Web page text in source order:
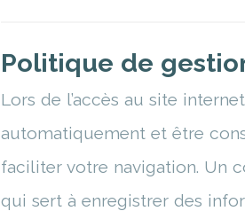
Politique de
Lors de l’accès au site
automatiquement et être
faciliter votre navigation. Un
qui sert à enregistrer des